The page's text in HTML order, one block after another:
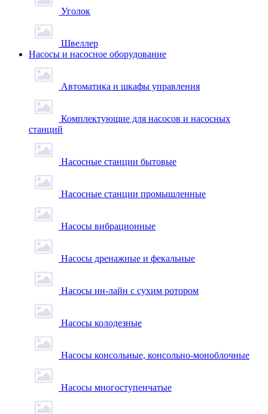
Уголок
Швеллер
Насосы и насосное оборудование
Автоматика и шкафы управления
Комплектующие для насосов и насосных
станций
Насосные станции бытовые
Насосные станции промышленные
Насосы вибрационные
Насосы дренажные и фекальные
Насосы ин-лайн с сухим ротором
Насосы колодезные
Насосы консольные, консольно-моноблочные
Насосы многоступенчатые